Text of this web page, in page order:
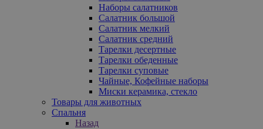
Наборы салатников
Салатник большой
Салатник мелкий
Салатник средний
Тарелки десертные
Тарелки обеденные
Тарелки суповые
Чайные, Кофейные наборы
Миски керамика, стекло
Товары для животных
Спальня
Назад